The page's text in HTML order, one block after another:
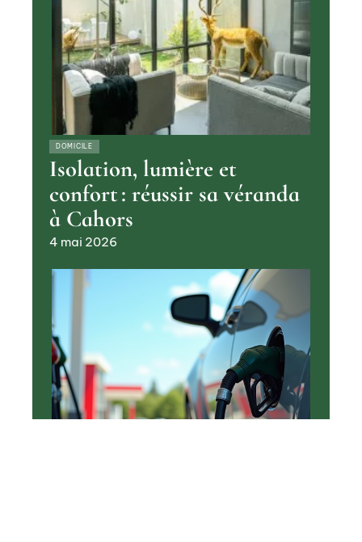
DOMICILE
Isolation, lumière et
confort : réussir sa véranda
à Cahors
4 mai 2026